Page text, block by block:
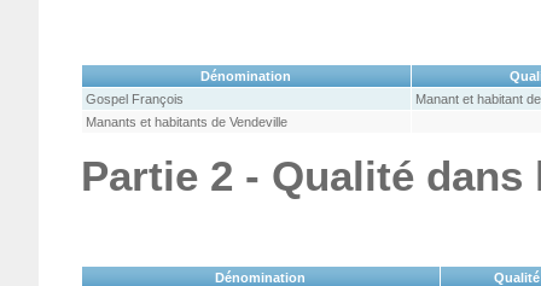
Dénomination
Gospel François
Manant et habitant
Manants et habitants de Vendeville
Partie 2 - Qualité
Dénomination